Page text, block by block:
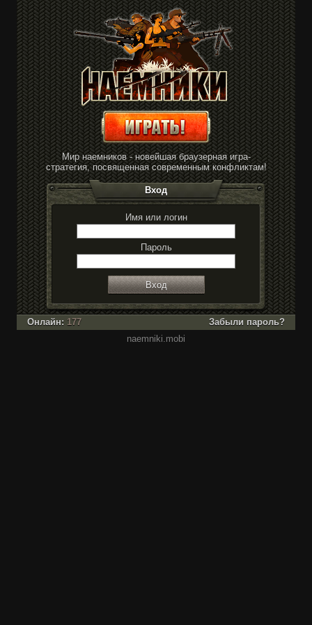
Мир наемников - новейшая браузерная игра-
стратегия, посвященная современным конфликтам!
Вход
Имя или логин
Пароль
Онлайн: 177
Забыли пароль?
naemniki.mobi